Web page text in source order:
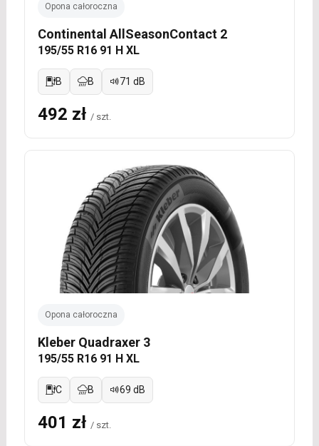
Opona całoroczna
Continental AllSeasonContact 2
195/55 R16 91 H XL
B B 71 dB
492 zł / szt.
Opona całoroczna
Kleber Quadraxer 3
195/55 R16 91 H XL
C B 69 dB
401 zł / szt.